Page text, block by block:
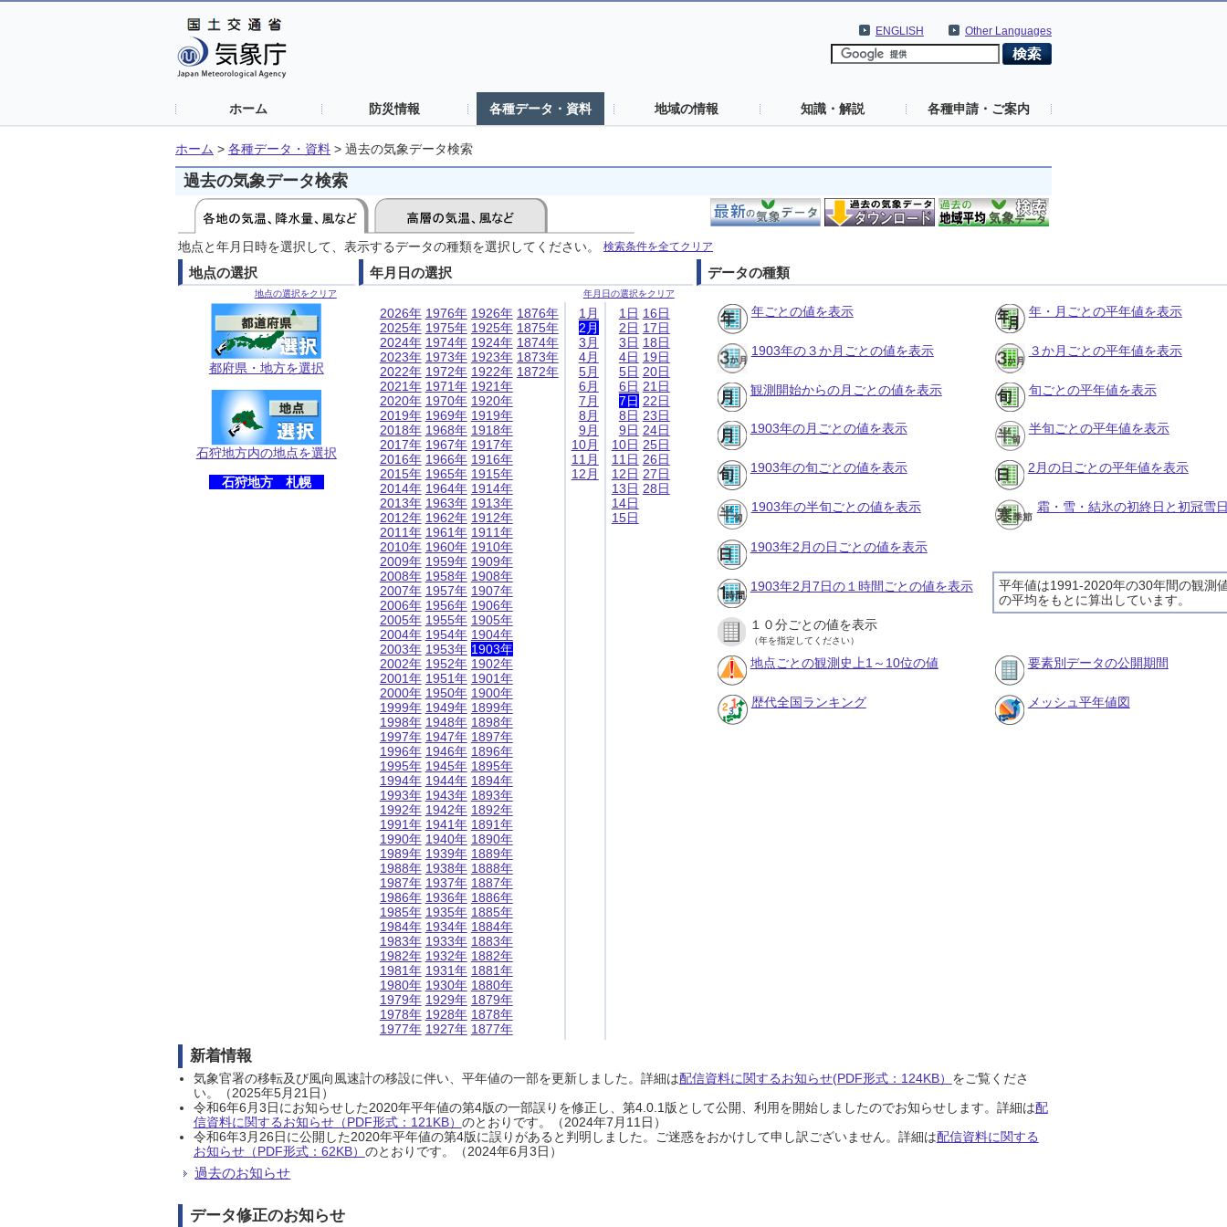
Other Languages
ENGLISH
ホーム 防災情報 各種データ・資料 地域の情報 知識・解説 各種申請・ご案内
ホーム > 各種データ・資料 > 過去の気象データ検索
過去の気象データ検索
地点と年月日時を選択して、表示するデータの種類を選択してください。 検索条件を全てクリア
地点の選択
地点の選択をクリア
都府県・地方を選択
石狩地方内の地点を選択
石狩地方 札幌
年月日の選択
年月日の選択をクリア
2026年
2025年
2024年
2023年
2022年
2021年
2020年
2019年
2018年
2017年
2016年
2015年
2014年
2013年
2012年
2011年
2010年
2009年
2008年
2007年
2006年
2005年
2004年
2003年
2002年
2001年
2000年
1999年
1998年
1997年
1996年
1995年
1994年
1993年
1992年
1991年
1990年
1989年
1988年
1987年
1986年
1985年
1984年
1983年
1982年
1981年
1980年
1979年
1978年
1977年
1976年
1975年
1974年
1973年
1972年
1971年
1970年
1969年
1968年
1967年
1966年
1965年
1964年
1963年
1962年
1961年
1960年
1959年
1958年
1957年
1956年
1955年
1954年
1953年
1952年
1951年
1950年
1949年
1948年
1947年
1946年
1945年
1944年
1943年
1942年
1941年
1940年
1939年
1938年
1937年
1936年
1935年
1934年
1933年
1932年
1931年
1930年
1929年
1928年
1927年
1926年
1925年
1924年
1923年
1922年
1921年
1920年
1919年
1918年
1917年
1916年
1915年
1914年
1913年
1912年
1911年
1910年
1909年
1908年
1907年
1906年
1905年
1904年
1903年
1902年
1901年
1900年
1899年
1898年
1897年
1896年
1895年
1894年
1893年
1892年
1891年
1890年
1889年
1888年
1887年
1886年
1885年
1884年
1883年
1882年
1881年
1880年
1879年
1878年
1877年
1876年
1875年
1874年
1873年
1872年
1月
2月
3月
4月
5月
6月
7月
8月
9月
10月
11月
12月
1日
2日
3日
4日
5日
6日
7日
8日
9日
10日
11日
12日
13日
14日
15日
16日
17日
18日
19日
20日
21日
22日
23日
24日
25日
26日
27日
28日
データの種類
年ごとの値を表示 年・月ごとの平年値を表示
1903年の３か月ごとの値を表示 ３か月ごとの平年値を表示
観測開始からの月ごとの値を表示 旬ごとの平年値を表示
1903年の月ごとの値を表示 半旬ごとの平年値を表示
1903年の旬ごとの値を表示 2月の日ごとの平年値を表示
1903年の半旬ごとの値を表示 霜・雪・結氷の初終日と初冠雪
1903年2月の日ごとの値を表示
平年値は1991-2020年の30年間の観測
の平均をもとに算出しています。
1903年2月7日の１時間ごとの値を表示
１０分ごとの値を表示
（年を指定してください）
地点ごとの観測史上1～10位の値 要素別データの公開期間
歴代全国ランキング メッシュ平年値図
新着情報
気象官署の移転及び風向風速計の移設に伴い、平年値の一部を更新しました。詳細は配信資料に関するお知らせ(PDF形式：124KB） をご覧くださ
い。（2025年5月21日）
令和6年6月3日にお知らせした2020年平年値の第4版の一部誤りを修正し、第4.0.1版として公開、利用を開始しましたのでお知らせします。詳細は配
信資料に関するお知らせ（PDF形式：121KB） のとおりです。（2024年7月11日）
令和6年3月26日に公開した2020年平年値の第4版に誤りがあると判明しました。ご迷惑をおかけして申し訳ございません。詳細は配信資料に関する
お知らせ（PDF形式：62KB） のとおりです。（2024年6月3日）
過去のお知らせ
データ修正のお知らせ